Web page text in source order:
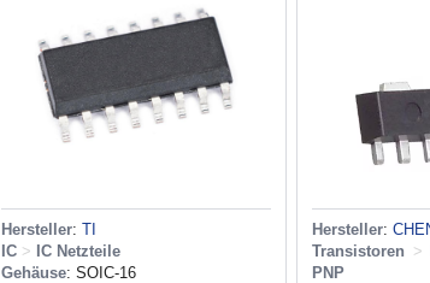
Hersteller: TI
IC > IC Netzteile
Gehäuse: SOIC-16
Hersteller:
Transistoren >
PNP